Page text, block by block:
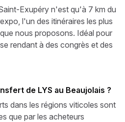
Exupéry n'est qu'à 7 km du
l'un des itinéraires les plus
nous proposons. Idéal pour
rendant à des congrès et des
de LYS au Beaujolais ?
dans les régions viticoles sont
que par les acheteurs